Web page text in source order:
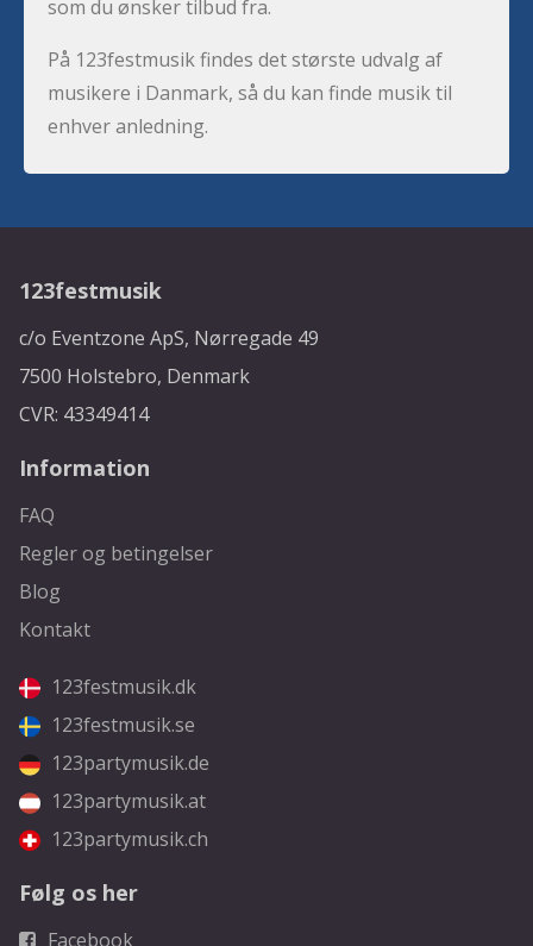
som du ønsker tilbud fra.
På 123festmusik findes det største udvalg af
musikere i Danmark, så du kan finde musik til
enhver anledning.
123festmusik
c/o Eventzone ApS, Nørregade 49
7500 Holstebro, Denmark
CVR: 43349414
Information
FAQ
Regler og betingelser
Blog
Kontakt
123festmusik.dk
123festmusik.se
123partymusik.de
123partymusik.at
123partymusik.ch
Følg os her
Facebook